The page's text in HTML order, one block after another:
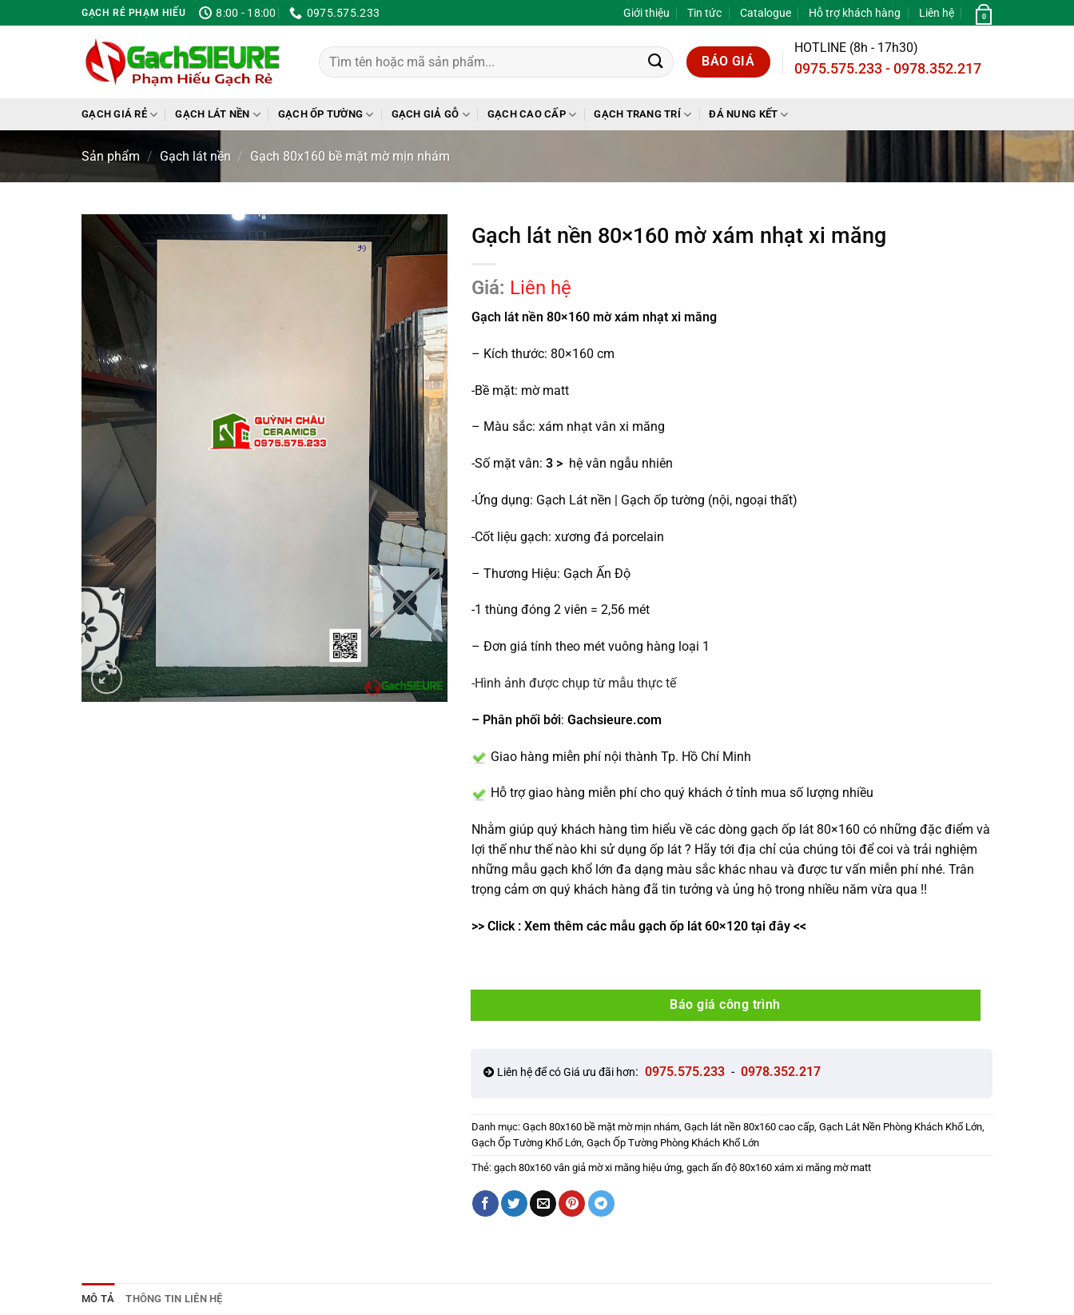
qua
GẠCH RẺ PHẠM HIẾU 8:00 - 18:00 0975.575.233 Giới thiệu Tin tức Catalogue Hỗ trợ khách hàng Liên hệ 0
Tìm
kiếm:
BÁO GIÁ
HOTLINE (8h - 17h30)
0975.575.233 - 0978.352.217
GẠCH GIÁ RẺ GẠCH LÁT NỀN GẠCH ỐP TƯỜNG GẠCH GIẢ GỖ GẠCH CAO CẤP GẠCH TRANG TRÍ ĐÁ NUNG KẾT
Sản phẩm / Gạch lát nền / Gạch 80x160 bề mặt mờ mịn nhám
Gạch lát nền 80×160 mờ xám nhạt xi măng
Giá: Liên hệ
Gạch lát nền 80×160 mờ xám nhạt xi măng
– Kích thước: 80×160 cm
-Bề mặt: mờ matt
– Màu sắc: xám nhạt vân xi măng
-Số mặt vân: 3 > hệ vân ngẫu nhiên
-Ứng dụng: Gạch Lát nền | Gạch ốp tường (nội, ngoại thất)
-Cốt liệu gạch: xương đá porcelain
– Thương Hiệu: Gạch Ấn Độ
-1 thùng đóng 2 viên = 2,56 mét
– Đơn giá tính theo mét vuông hàng loại 1
-Hình ảnh được chụp từ mẫu thực tế
– Phân phối bởi: Gachsieure.com
Giao hàng miễn phí nội thành Tp. Hồ Chí Minh
Hỗ trợ giao hàng miễn phí cho quý khách ở tỉnh mua số lượng nhiều
Nhằm giúp quý khách hàng tìm hiểu về các dòng gạch ốp lát 80×160 có những đặc điểm và
lợi thế như thế nào khi sử dụng ốp lát ? Hãy tới địa chỉ của chúng tôi để coi và trải nghiệm
những mẫu gạch khổ lớn đa dạng màu sắc khác nhau và được tư vấn miễn phí nhé. Trân
trọng cảm ơn quý khách hàng đã tin tưởng và ủng hộ trong nhiều năm vừa qua !!
>> Click : Xem thêm các mẫu gạch ốp lát 60×120 tại đây <<
Báo giá công trình
Liên hệ để có Giá ưu đãi hơn:0975.575.233 -0978.352.217
Danh mục: Gạch 80x160 bề mặt mờ mịn nhám, Gạch lát nền 80x160 cao cấp, Gạch Lát Nền Phòng Khách Khổ Lớn,
Gạch Ốp Tường Khổ Lớn, Gạch Ốp Tường Phòng Khách Khổ Lớn
Thẻ: gạch 80x160 vân giả mờ xi măng hiệu ứng, gạch ấn độ 80x160 xám xi măng mờ matt
MÔ TẢ THÔNG TIN LIÊN HỆ